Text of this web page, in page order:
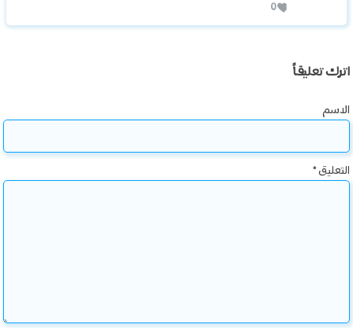
0
اترك تعليقاً
الاسم
التعليق*